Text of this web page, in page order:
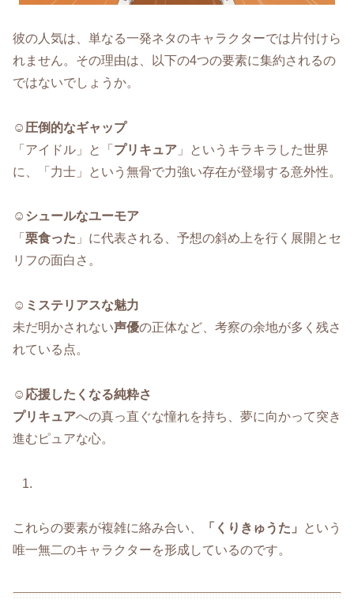
彼の人気は、単なる一発ネタのキャラクターでは片付けら
れません。その理由は、以下の4つの要素に集約されるの
ではないでしょうか。
☺️ 圧倒的なギャップ
「アイドル」と「 プリキュア 」というキラキラした世界
に、「力士」という無骨で力強い存在が登場する意外性。
☺️ シュールなユーモア
「 栗食った 」に代表される、予想の斜め上を行く展開とセ
リフの面白さ。
☺️ ミステリアスな魅力
未だ明かされない声優の正体など、考察の余地が多く残さ
れている点。
☺️ 応援したくなる純粋さ
プリキュアへの真っ直ぐな憧れを持ち、夢に向かって突き
進むピュアな心。
これらの要素が複雑に絡み合い、 「くりきゅうた」
という
唯一無二のキャラクターを形成しているのです。